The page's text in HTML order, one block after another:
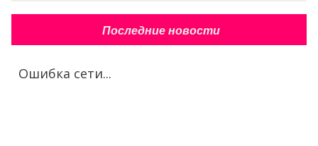
Последние новости
Ошибка сети...